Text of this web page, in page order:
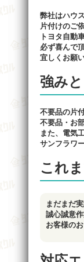
弊社はハウ
片付けのご
トヨタ自動
必ず喜んで
宜しくお願
強み
不要品の片
不要品・お
また、電気
サンフラワ
これ
まだまだ
誠心誠意
お客様の